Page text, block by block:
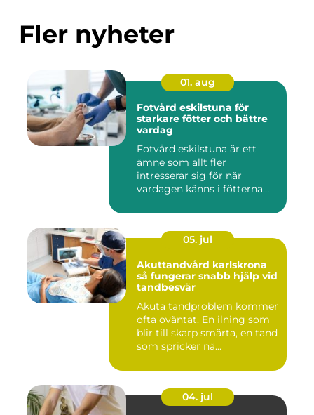
Fler nyheter
01. aug
Fotvård eskilstuna för
starkare fötter och bättre
vardag
Fotvård eskilstuna är ett
ämne som allt fler
intresserar sig för när
vardagen känns i fötterna
05. jul
Akuttandvård karlskrona
så fungerar snabb hjälp vid
tandbesvär
Akuta tandproblem kommer
ofta oväntat. En ilning som
blir till skarp smärta, en tand
som spricker nä...
04. jul